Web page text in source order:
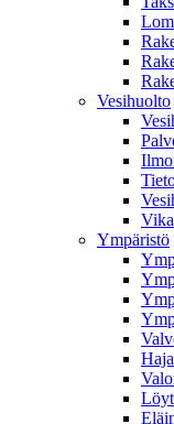
Vesihuolto
Ympäristö